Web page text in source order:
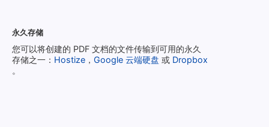
永久存储
您可以将创建的 PDF 文档的文件传输到可用的永久
存储之一： Hostize ， Google 云端硬盘 或 Dropbox
。